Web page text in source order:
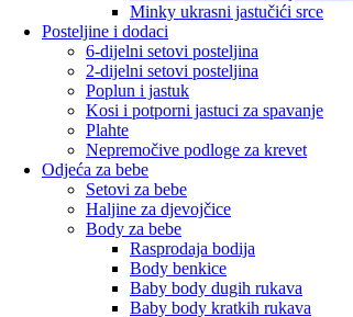
Minky ukrasni jastučići srce
Posteljine i dodaci
6-dijelni setovi posteljina
2-dijelni setovi posteljina
Poplun i jastuk
Kosi i potporni jastuci za spavanje
Plahte
Nepremočive podloge za krevet
Odjeća za bebe
Setovi za bebe
Haljine za djevojčice
Body za bebe
Rasprodaja bodija
Body benkice
Baby body dugih rukava
Baby body kratkih rukava